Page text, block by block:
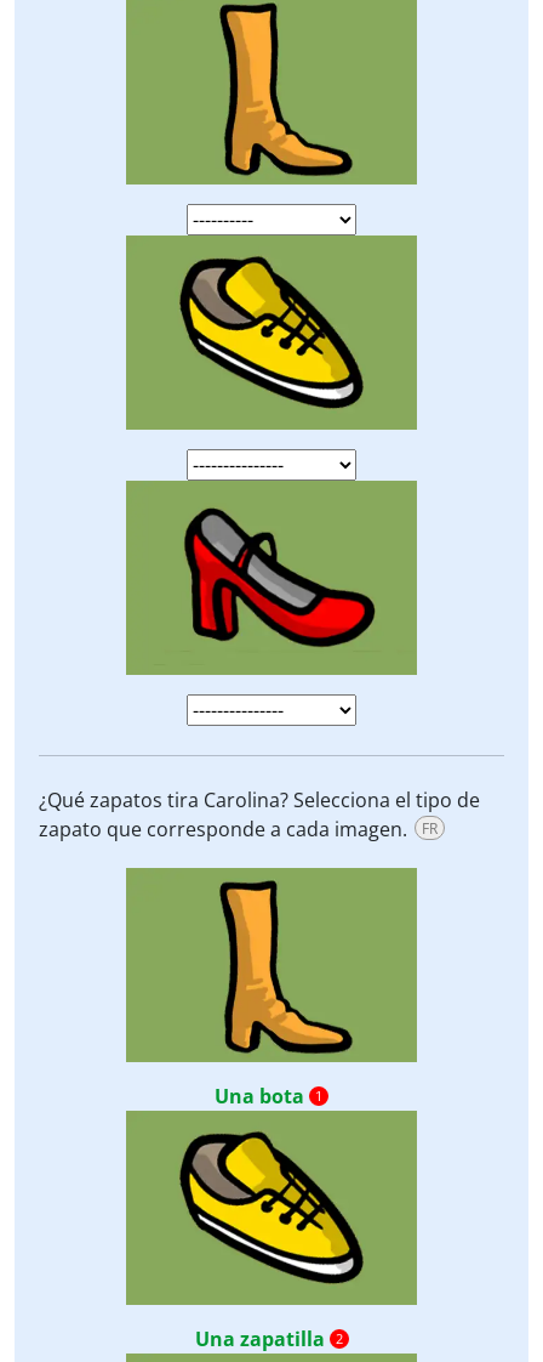
¿Qué zapatos tira Carolina? Selecciona el tipo de
zapato que corresponde a cada imagen.
FR
Una bota 1
Una zapatilla 2